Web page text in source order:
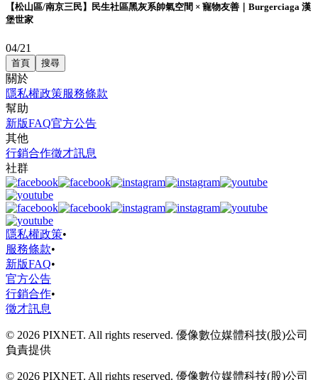
【松山區/南京三民】民生社區黑灰系帥氣空間 × 寵物友善｜Burgerciaga 漢
堡世家
04/21
首頁 搜尋
關於
隱私權政策服務條款
幫助
新版FAQ官方公告
其他
行銷合作徵才訊息
社群
隱私權政策•
服務條款•
新版FAQ•
官方公告
行銷合作•
徵才訊息
© 2026 PIXNET. All rights reserved. 優像數位媒體科技(股)公司
負責提供
© 2026 PIXNET. All rights reserved. 優像數位媒體科技(股)公司